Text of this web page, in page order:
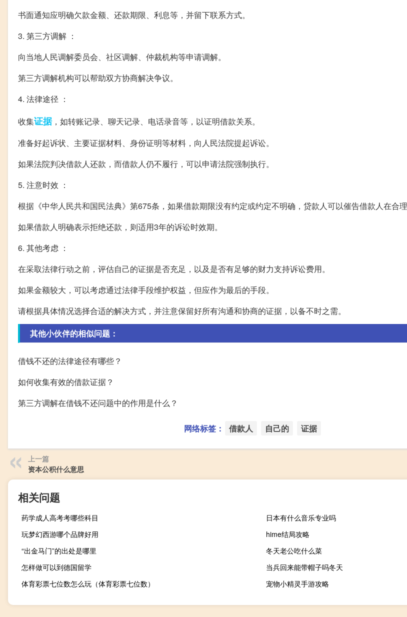
书面通知应明确欠款金额、还款期限、利息等，并留下联系方式。
3. 第三方调解 ：
向当地人民调解委员会、社区调解、仲裁机构等申请调解。
第三方调解机构可以帮助双方协商解决争议。
4. 法律途径 ：
收集证据，如转账记录、聊天记录、电话录音等，以证明借款关系。
准备好起诉状、主要证据材料、身份证明等材料，向人民法院提起诉讼。
如果法院判决借款人还款，而借款人仍不履行，可以申请法院强制执行。
5. 注意时效 ：
根据《中华人民共和国民法典》第675条，如果借款期限没有约定或约定不明确，贷款人可以催告借款人在合理
如果借款人明确表示拒绝还款，则适用3年的诉讼时效期。
6. 其他考虑 ：
在采取法律行动之前，评估自己的证据是否充足，以及是否有足够的财力支持诉讼费用。
如果金额较大，可以考虑通过法律手段维护权益，但应作为最后的手段。
请根据具体情况选择合适的解决方式，并注意保留好所有沟通和协商的证据，以备不时之需。
其他小伙伴的相似问题：
借钱不还的法律途径有哪些？
如何收集有效的借款证据？
第三方调解在借钱不还问题中的作用是什么？
网络标签： 借款人 自己的 证据
上一篇
资本公积什么意思
相关问题
药学成人高考考哪些科目
日本有什么音乐专业吗
玩梦幻西游哪个品牌好用
hime结局攻略
“出金马门”的出处是哪里
冬天老公吃什么菜
怎样做可以到德国留学
当兵回来能带帽子吗冬天
体育彩票七位数怎么玩（体育彩票七位数）
宠物小精灵手游攻略